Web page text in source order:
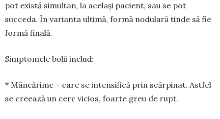
pot există simultan, la același pacient, sau se pot
succeda. În varianta ulti­mă, formă nodulară tinde să fie
formă finală.
Simptomele bolii includ:
* Mâncărime – care se intensifică prin scărpinat. Astfel
se creează un cerc vicios, foarte greu de rupt.